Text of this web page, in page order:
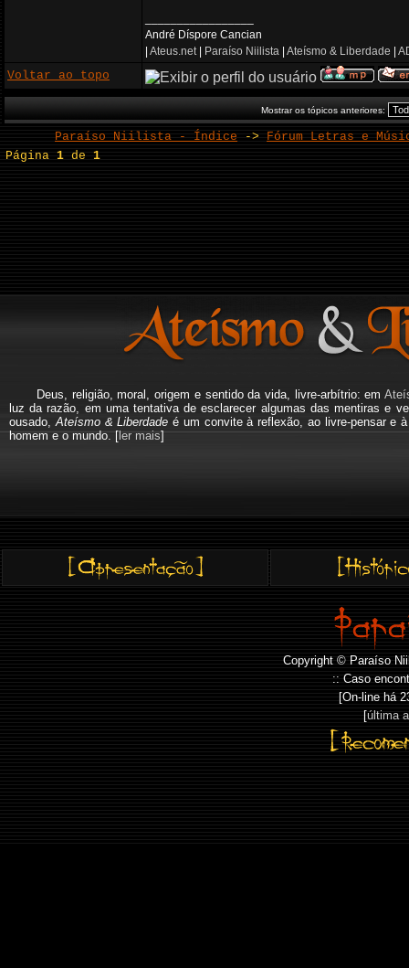
André Díspore Cancian
Ateus.net| Paraíso Niilista Ateísmo & Liberdade
Voltar ao topo
Mostrar os tópicos anteriores:
Paraíso Niilista - Índice -> Fórum Letras e
Página1 de1
Deus, religião, moral, origem e sentido da vida, livre-arbítrio: em
luz da razão, em uma tentativa de esclarecer algumas das mentiras e
ousado, Ateísmo & Liberdade é um convite à reflexão, ao livre-pensar e
homem e o mundo. [ler mais]
Copyright © Paraíso
:: Caso
[On-line há
[última